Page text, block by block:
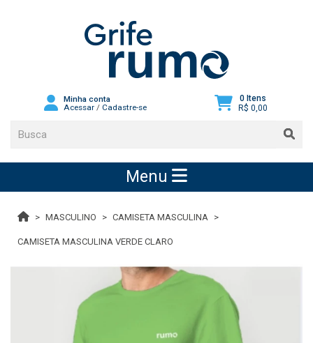
Minha conta
Acessar /Cadastre-se
0 Itens
R$ 0,00
Menu
MASCULINO CAMISETA MASCULINA
CAMISETA MASCULINA VERDE CLARO